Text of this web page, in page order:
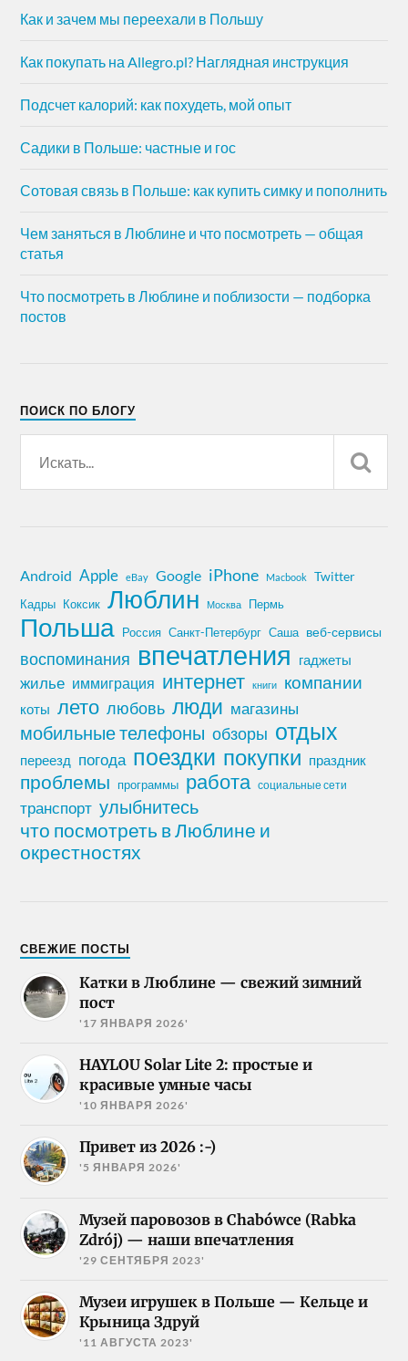
Как и зачем мы переехали в Польшу
Как покупать на Allegro.pl? Наглядная инструкция
Подсчет калорий: как похудеть, мой опыт
Садики в Польше: частные и гос
Сотовая связь в Польше: как купить симку и пополнить
Чем заняться в Люблине и что посмотреть — общая
статья
Что посмотреть в Люблине и поблизости — подборка
постов
ПОИСК ПО БЛОГУ
Android Apple eBay Google iPhone Macbook Twitter
Кадры Коксик Люблин Москва Пермь
Польша Россия Санкт-Петербург Саша веб-сервисы
воспоминания впечатления гаджеты
жилье иммиграция интернет книги компании
коты лето любовь люди магазины
мобильные телефоны обзоры отдых
переезд погода поездки покупки праздник
проблемы программы работа социальные сети
транспорт улыбнитесь
что посмотреть в Люблине и
окрестностях
СВЕЖИЕ ПОСТЫ
Катки в Люблине — свежий зимний
пост
'17 ЯНВАРЯ 2026'
HAYLOU Solar Lite 2: простые и
красивые умные часы
'10 ЯНВАРЯ 2026'
Привет из 2026 :-)
'5 ЯНВАРЯ 2026'
Музей паровозов в Chabówce (Rabka
Zdrój) — наши впечатления
'29 СЕНТЯБРЯ 2023'
Музеи игрушек в Польше — Кельце и
Крыница Здруй
'11 АВГУСТА 2023'